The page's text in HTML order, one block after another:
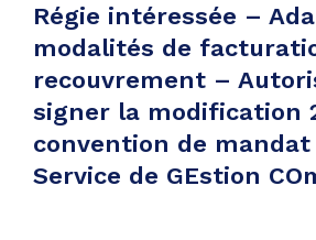
Régie intéressée –
modalités de
recouvrement –
signer la modification
convention de mandat
Service de GEstion